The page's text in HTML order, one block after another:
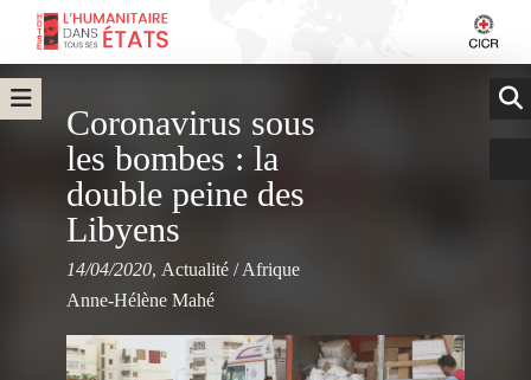
Coronavirus sous
les bombes : la
double peine des
Libyens
14/04/2020, Actualité /Afrique
Anne-Hélène Mahé